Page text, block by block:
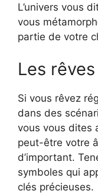
L’univers vous
vous
partie de votre
Les
Si vous rêvez
dans des
vous vous dites
peut-être votre
d’important.
symboles qui
clés précieuses.